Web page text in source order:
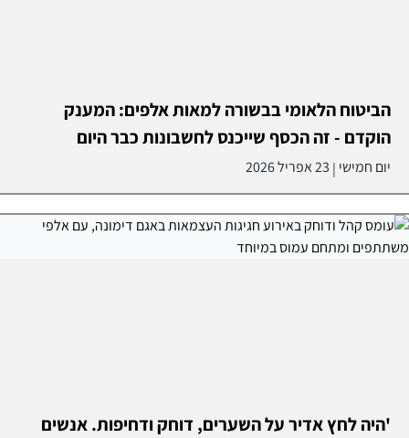
הביטוח הלאומי בבשורה למאות אלפים: המענק
הוקדם - זה הכסף שייכנס לחשבונות כבר היום
יום חמישי | 23 אפריל 2026
'היה לחץ אדיר על השערים, דוחק ודחיפות. אנשים